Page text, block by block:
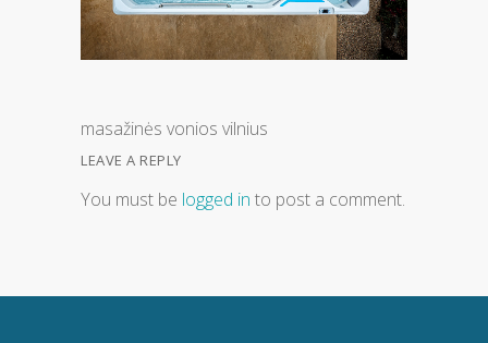
masažinės vonios vilnius
LEAVE A REPLY
You must be logged in to post a comment.